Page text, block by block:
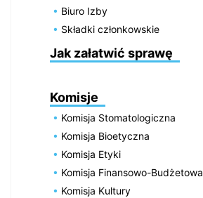
Biuro Izby
Składki członkowskie
Jak załatwić sprawę
Komisje
Komisja Stomatologiczna
Komisja Bioetyczna
Komisja Etyki
Komisja Finansowo-Budżetowa
Komisja Kultury